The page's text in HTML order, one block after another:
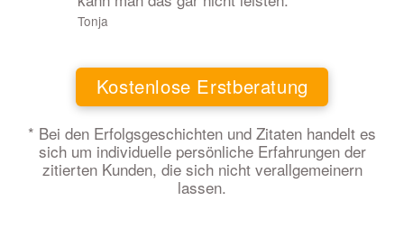
Tonja
Kostenlose Erstberatung
* Bei den Erfolgsgeschichten und Zitaten handelt es
sich um individuelle persönliche Erfahrungen der
zitierten Kunden, die sich nicht verallgemeinern
lassen.